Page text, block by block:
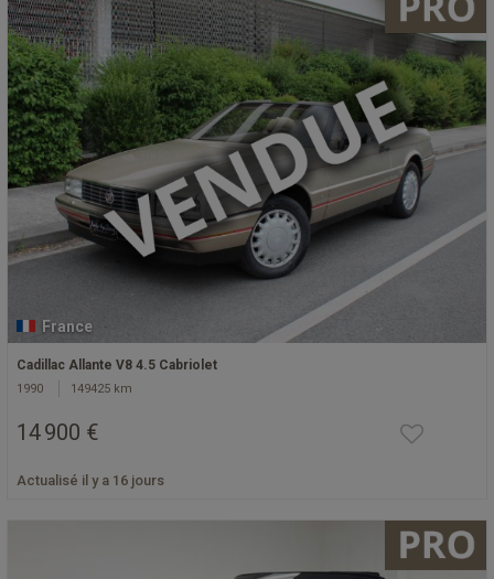
France
Cadillac Allante V8 4.5 Cabriolet
1990 149425 km
14 900 €
Actualisé il y a 16 jours